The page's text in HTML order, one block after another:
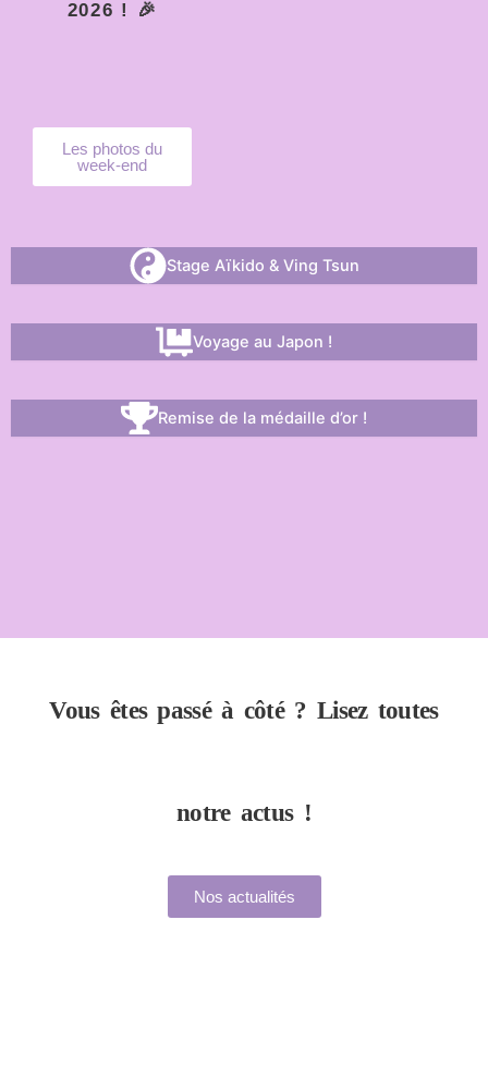
Stage Aïkido & Ving Tsun
Voyage au Japon !
Remise de la médaille d’or !
2026 ! 🎉
Les photos du
week-end
Vous êtes passé à côté ? Lisez toutes
notre actus !
Nos actualités